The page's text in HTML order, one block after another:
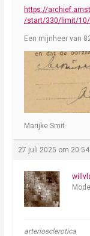
https://
/start/330/limit/
Een mijnheer van
Marijke Smit
27 juli 2025 om 20:54
arteriosclerotica